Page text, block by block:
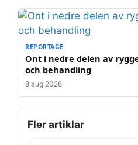
REPORTAGE
Ont i nedre delen av
och behandling
8 aug 2026
Fler artiklar